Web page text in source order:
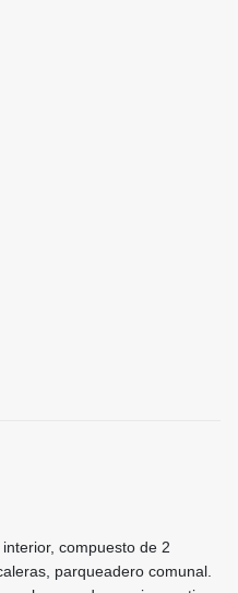
compuesto de 2
parqueadero comunal.